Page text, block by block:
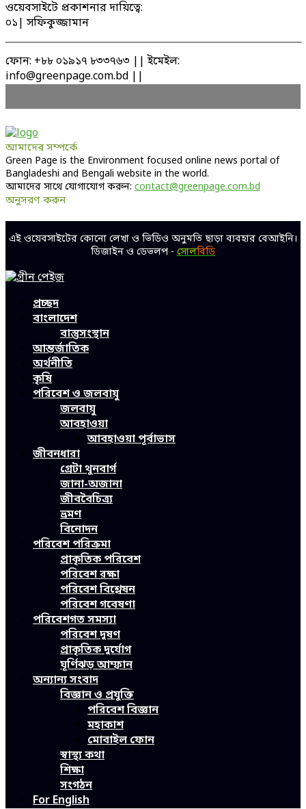
ওয়েবসাইটে প্রকাশনার দায়িত্বে:
০১| সফিকুজ্জামান
ফোন: +৮৮ ০১৯১৭ ৮৩৩৭৬৩ || ইমেইল:
info@greenpage.com.bd ||
আমাদের সম্পর্কে
Green Page is the Environment focused online news portal of
Bangladeshi and Bengali website in the world.
আমাদের সাথে যোগাযোগ করুন: contact@greenpage.com.bd
অনুসরণ করুন
এই ওয়েবসাইটের কোনো লেখা ও ভিডিও অনুমতি ছাড়া ব্যবহার বেআইনি।
ডিজাইন ও ডেভলপ - সোলবিডি
প্রচ্ছদ
বাংলাদেশ
বাস্তুসংস্থান
আন্তর্জাতিক
অর্থনীতি
কৃষি
পরিবেশ ও জলবায়ু
জলবায়ু
আবহাওয়া
আবহাওয়া পূর্বাভাস
জীবনধারা
গ্রেটা থুনবার্গ
জানা-অজানা
জীববৈচিত্র্য
ভ্রমণ
বিনোদন
পরিবেশ পরিক্রমা
প্রাকৃতিক পরিবেশ
পরিবেশ রক্ষা
পরিবেশ বিশ্লেষন
পরিবেশ গবেষণা
পরিবেশগত সমস্যা
পরিবেশ দূষণ
প্রাকৃতিক দুর্যোগ
ঘূর্ণিঝড় আম্ফান
অন্যান্য সংবাদ
বিজ্ঞান ও প্রযুক্তি
পরিবেশ বিজ্ঞান
মহাকাশ
মোবাইল ফোন
স্বাস্থ্য কথা
শিক্ষা
সংগঠন
For English